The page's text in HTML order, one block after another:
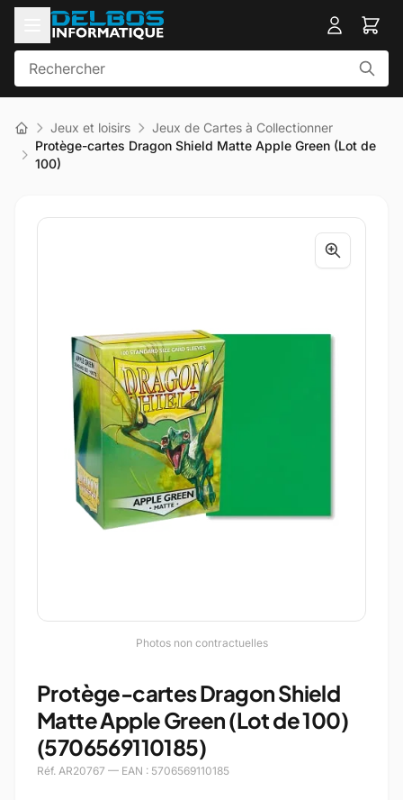
Jeux et loisirs
Jeux de Cartes à Collectionner
Protège-cartes Dragon Shield Matte Apple Green (Lot de
100)
Photos non contractuelles
Protège-cartes Dragon Shield
Matte Apple Green (Lot de 100)
(5706569110185)
Réf. AR20767 — EAN : 5706569110185